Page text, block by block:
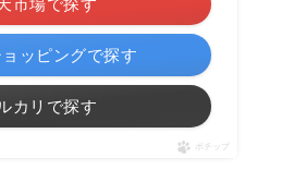
市場で探す
ッピングで探す
カリで探す
ポチップ